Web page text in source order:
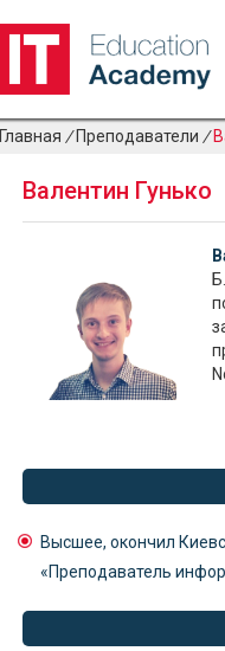
Главная / Преподаватели /
Валентин Гунько
Высшее, окончил
«Преподаватель